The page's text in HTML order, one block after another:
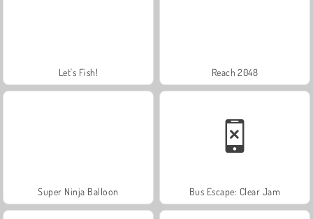
Let's Fish! Reach 2048
Super Ninja Balloon Bus Escape: Clear Jam